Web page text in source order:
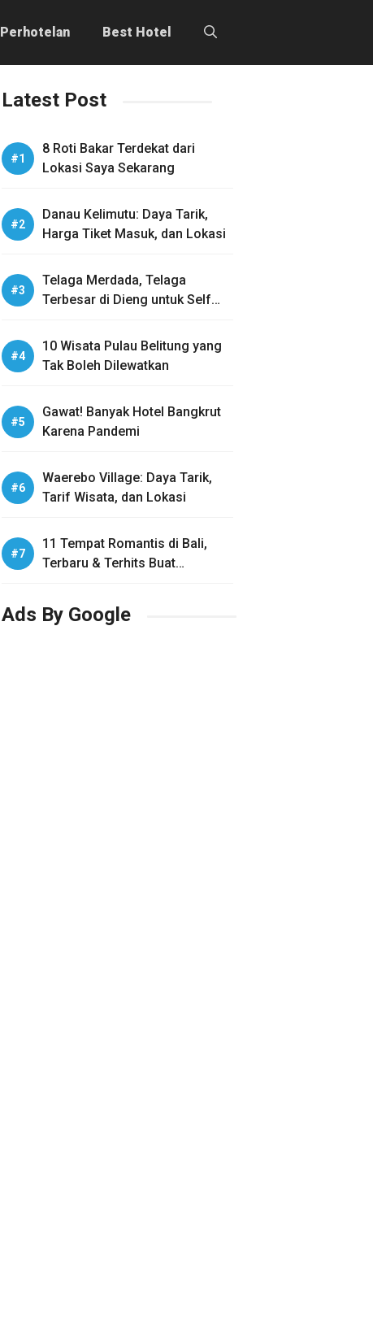
Perhotelan Best Hotel
Latest Post
8 Roti Bakar Terdekat dari
Lokasi Saya Sekarang
Danau Kelimutu: Daya Tarik,
Harga Tiket Masuk, dan Lokasi
Telaga Merdada, Telaga
Terbesar di Dieng untuk Self
10 Wisata Pulau Belitung yang
Tak Boleh Dilewatkan
Gawat! Banyak Hotel Bangkrut
Karena Pandemi
Waerebo Village: Daya Tarik,
Tarif Wisata, dan Lokasi
11 Tempat Romantis di Bali,
Terbaru & Terhits Buat
Ads By Google